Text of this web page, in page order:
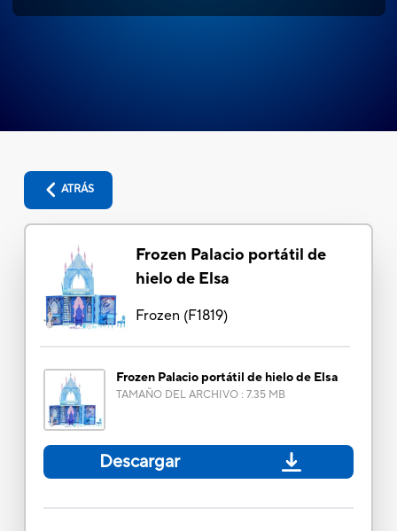
ATRÁS
Frozen Palacio portátil de
hielo de Elsa
Frozen (F1819)
Frozen Palacio portátil de hielo de Elsa
TAMAÑO DEL ARCHIVO: 7.35 MB
Descargar